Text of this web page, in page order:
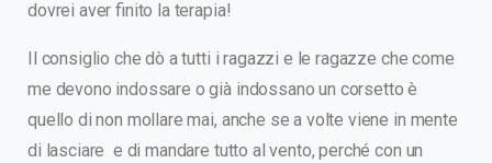
dovrei aver finito la terapia!
Il consiglio che dò a tutti i ragazzi e le ragazze che come
me devono indossare o già indossano un corsetto è
quello di non mollare mai, anche se a volte viene in mente
di lasciare e di mandare tutto al vento, perché con un